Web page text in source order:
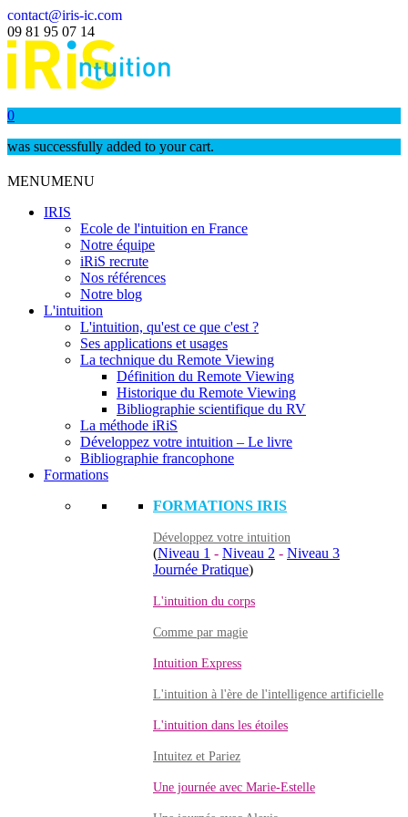
contact@iris-ic.com
09 81 95 07 14
0
was successfully added to your cart.
MENUMENU
IRIS
Ecole de l'intuition en France
Notre équipe
iRiS recrute
Nos références
Notre blog
L'intuition
L'intuition, qu'est ce que c'est ?
Ses applications et usages
La technique du Remote Viewing
Définition du Remote Viewing
Historique du Remote Viewing
Bibliographie scientifique du RV
La méthode iRiS
Développez votre intuition – Le livre
Bibliographie francophone
Formations
FORMATIONS IRIS
Développez votre intuition
(Niveau 1 - Niveau 2 - Niveau 3
Journée Pratique)
L'intuition du corps
Comme par magie
Intuition Express
L'intuition à l'ère de l'intelligence artificielle
L'intuition dans les étoiles
Intuitez et Pariez
Une journée avec Marie-Estelle